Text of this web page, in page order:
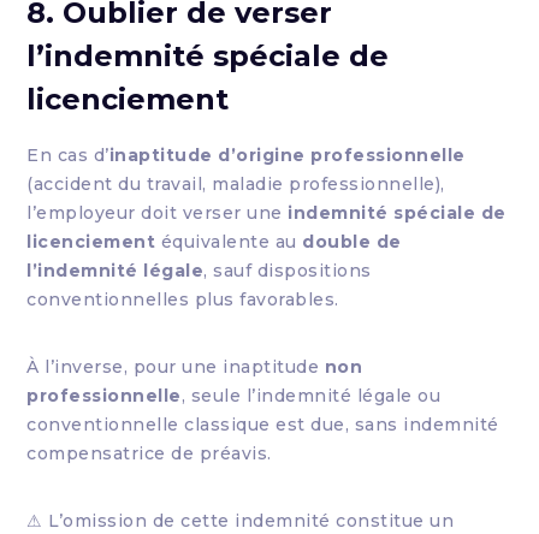
8. Oublier de verser
l’indemnité spéciale de
licenciement
En cas d’inaptitude d’origine professionnelle
(accident du travail, maladie professionnelle),
l’employeur doit verser une indemnité spéciale de
licenciement équivalente au double de
l’indemnité légale, sauf dispositions
conventionnelles plus favorables.
À l’inverse, pour une inaptitude non
professionnelle, seule l’indemnité légale ou
conventionnelle classique est due, sans indemnité
compensatrice de préavis.
⚠ L’omission de cette indemnité constitue un